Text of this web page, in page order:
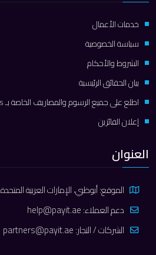
خدمات الأعمال
سياسة الخصوصية
الشروط والأحكام
بيان الحقائق الرئيسية
اطلع على جميع الرسوم والمصاريف الخاصة بـ Payit Plus
إعلان الفائزين
العنوان
الموقع: أبوظبي، الإمارات العربية المتحدة
دعم العملاء:help@payit.ae
الشركات / التجار:partners@payit.ae